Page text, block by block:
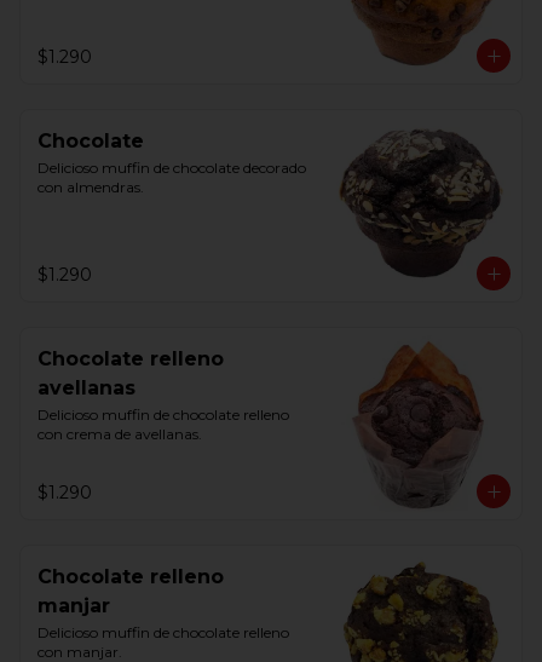
$1.290
Chocolate
Delicioso muffin de chocolate decorado
con almendras.
$1.290
Chocolate relleno
avellanas
Delicioso muffin de chocolate relleno
con crema de avellanas.
$1.290
Chocolate relleno
manjar
Delicioso muffin de chocolate relleno
con manjar.